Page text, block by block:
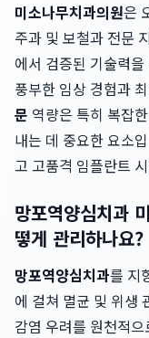
미소나무치과의원은
주과 및 보철과 전문
에서 검증된 기술력
풍부한 임상 경험과
문 역량은 특히 복잡
내는 데 중요한 요소
고 고품격 임플란트
망포역양심치과
떻게 관리하나요?
망포역양심치과를 지
에 걸쳐 멸균 및 위생
감염 우려를 원천적